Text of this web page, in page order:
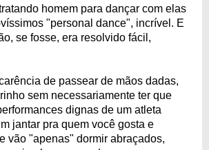
homem para dançar com elas
"personal dance", incrível. E
se fosse, era resolvido fácil,
de passear de mãos dadas,
sem necessariamente ter que
dignas de um atleta
jantar pra quem você gosta e
vão "apenas" dormir abraçados,